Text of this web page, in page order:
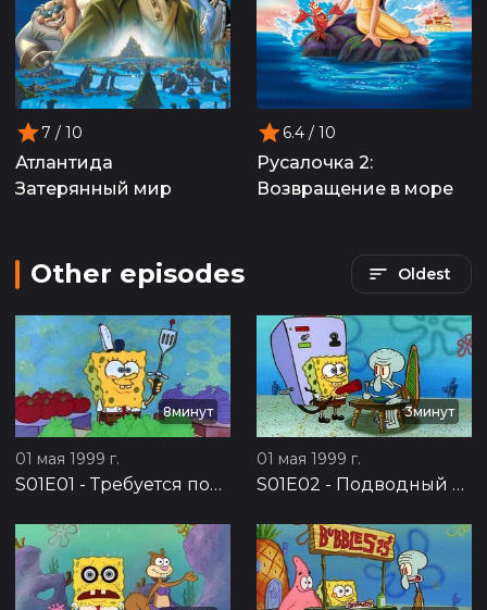
7 / 10
Атлантида
Затерянный мир
6.4 / 10
Русалочка 2:
Возвращение в море
Other episodes Oldest
8минут
01 мая 1999 г.
S01E01 - Требуется помощник
3минут
01 мая 1999 г.
S01E02 - Подводный пылесос